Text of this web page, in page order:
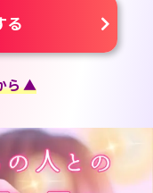
る
ら ▲